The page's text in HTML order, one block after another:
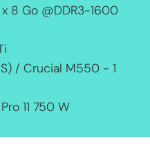
8 Go @DDR3-1600
/ Crucial M550 - 1
11 750 W